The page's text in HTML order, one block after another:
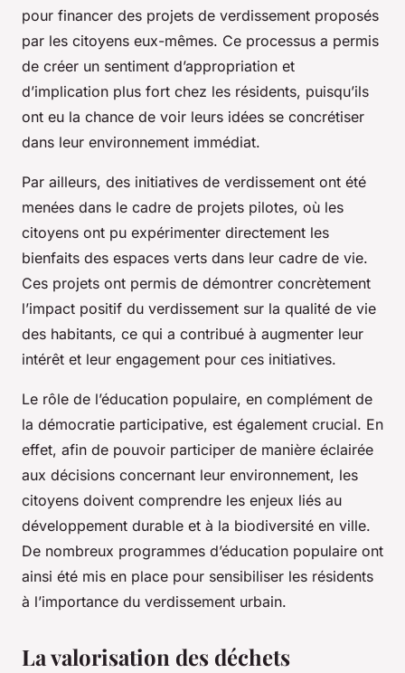
pour financer des projets de verdissement proposés
par les citoyens eux-mêmes. Ce processus a permis
de créer un sentiment d’appropriation et
d’implication plus fort chez les résidents, puisqu’ils
ont eu la chance de voir leurs idées se concrétiser
dans leur environnement immédiat.
Par ailleurs, des initiatives de verdissement ont été
menées dans le cadre de projets pilotes, où les
citoyens ont pu expérimenter directement les
bienfaits des espaces verts dans leur cadre de vie.
Ces projets ont permis de démontrer concrètement
l’impact positif du verdissement sur la qualité de vie
des habitants, ce qui a contribué à augmenter leur
intérêt et leur engagement pour ces initiatives.
Le rôle de l’éducation populaire, en complément de
la démocratie participative, est également crucial. En
effet, afin de pouvoir participer de manière éclairée
aux décisions concernant leur environnement, les
citoyens doivent comprendre les enjeux liés au
développement durable et à la biodiversité en ville.
De nombreux programmes d’éducation populaire ont
ainsi été mis en place pour sensibiliser les résidents
à l’importance du verdissement urbain.
La valorisation des déchets